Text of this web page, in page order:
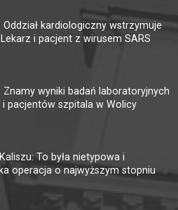
Oddział kardiologiczny wstrzymuje
i pacjent z wirusem SARS
Znamy wyniki badań laboratoryjnych
i pacjentów szpitala w Wolicy
To była nietypowa i
operacja o najwyższym stopniu